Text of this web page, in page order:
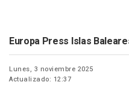
Europa Press Islas
Lunes, 3 noviembre 2025
Actualizado: 12:37